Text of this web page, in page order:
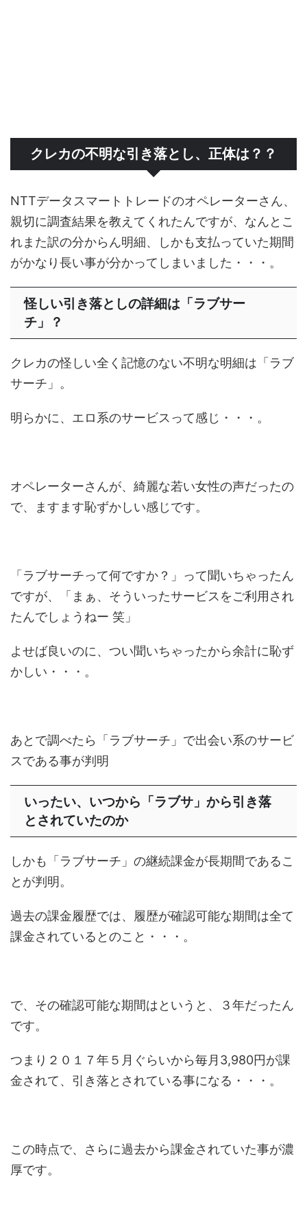
クレカの不明な引き落とし、正体は？？
NTTデータスマートトレードのオペレーターさん、
親切に調査結果を教えてくれたんですが、なんとこ
れまた訳の分からん明細、しかも支払っていた期間
がかなり長い事が分かってしまいました・・・。
怪しい引き落としの詳細は「ラブサー
チ」？
クレカの怪しい全く記憶のない不明な明細は「ラブ
サーチ」。
明らかに、エロ系のサービスって感じ・・・。
オペレーターさんが、綺麗な若い女性の声だったの
で、ますます恥ずかしい感じです。
「ラブサーチって何ですか？」って聞いちゃったん
ですが、「まぁ、そういったサービスをご利用され
たんでしょうねー 笑」
よせば良いのに、つい聞いちゃったから余計に恥ず
かしい・・・。
あとで調べたら「ラブサーチ」で出会い系のサービ
スである事が判明
いったい、いつから「ラブサ」から引き落
とされていたのか
しかも「ラブサーチ」の継続課金が長期間であるこ
とが判明。
過去の課金履歴では、履歴が確認可能な期間は全て
課金されているとのこと・・・。
で、その確認可能な期間はというと、３年だったん
です。
つまり２０１７年５月ぐらいから毎月3,980円が課
金されて、引き落とされている事になる・・・。
この時点で、さらに過去から課金されていた事が濃
厚です。